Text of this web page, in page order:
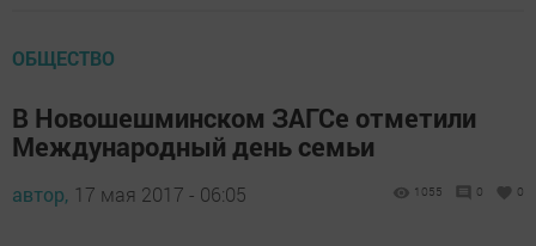
ОБЩЕСТВО
В Новошешминском ЗАГСе отметили
Международный день семьи
автор, 17 мая 2017 - 06:05 1055 0 0